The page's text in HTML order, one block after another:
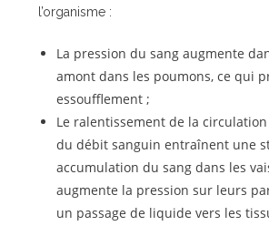
l’organisme :
La pression du sang augmente
amont dans les poumons, ce qui
essoufflement ;
Le ralentissement de la
du débit sanguin entraînent une
accumulation du sang dans les
augmente la pression sur leurs
un passage de liquide vers les